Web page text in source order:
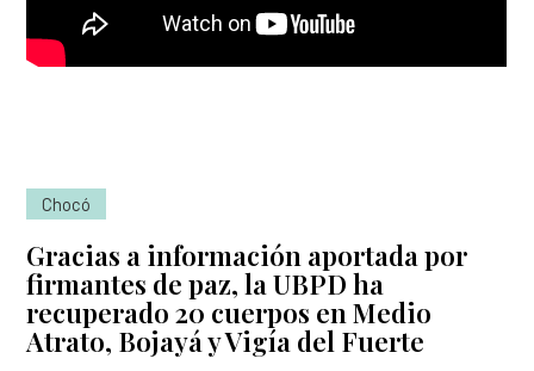
Chocó
Gracias a información aportada por
firmantes de paz, la UBPD ha
recuperado 20 cuerpos en Medio
Atrato, Bojayá y Vigía del Fuerte